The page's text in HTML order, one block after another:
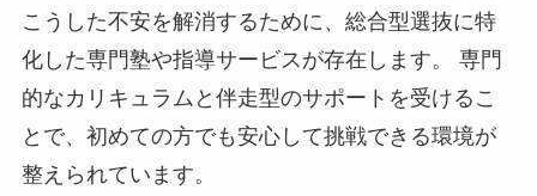
こうした不安を解消するために、総合型選抜に特
化した専門塾や指導サービスが存在します。 専門
的なカリキュラムと伴走型のサポートを受けるこ
とで、初めての方でも安心して挑戦できる環境が
整えられています。